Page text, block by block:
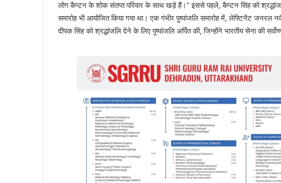
लोग कैप्टन के शोक संतप्त परिवार के साथ खड़े हैं।” इससे पहले, कैप्टन सिंह को
समारोह भी आयोजित किया गया था। एक गंभीर पुष्पांजलि समारोह में, लेफ्टिनेंट जनरल
दीपक सिंह को श्रद्धांजलि देने के लिए पुष्पांजलि अर्पित की, जिन्होंने भारतीय सेना की